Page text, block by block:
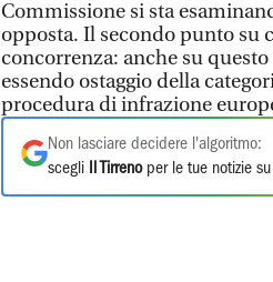
Commissione si sta
opposta. Il secondo punto su
concorrenza: anche su
essendo ostaggio della
procedura di infrazione
Non lasciare decidere l'algoritmo:
scegli
Il Tirrenoper le tue notizie su